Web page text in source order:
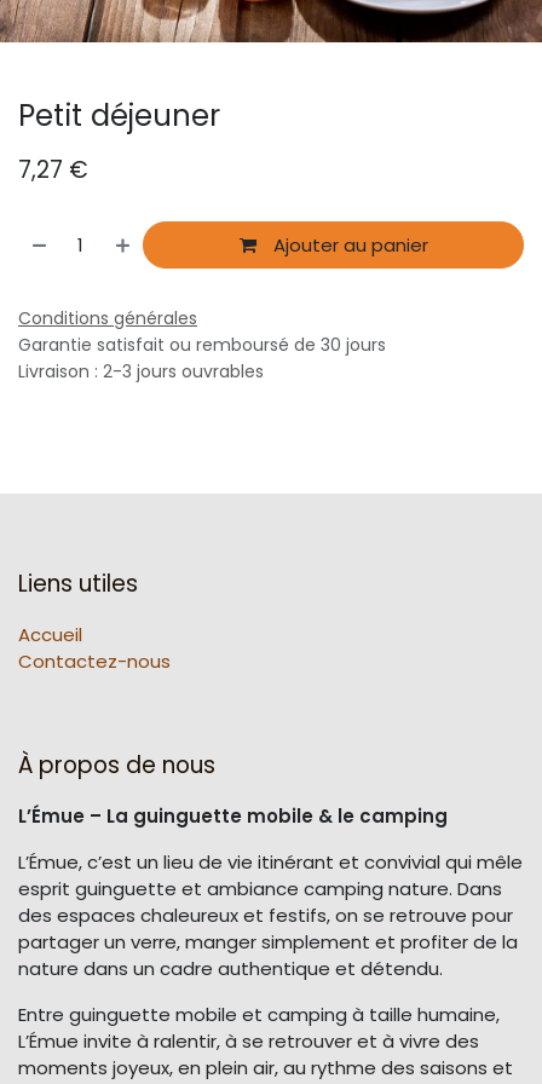
Petit déjeuner
7,27 €
Ajouter au panier
Conditions générales
Garantie satisfait ou remboursé de 30 jours
Livraison : 2-3 jours ouvrables
Liens utiles
Accueil
Contactez-nous
À propos de nous
L’Émue – La guinguette mobile & le camping
L’Émue, c’est un lieu de vie itinérant et convivial qui mêle
esprit guinguette et ambiance camping nature. Dans
des espaces chaleureux et festifs, on se retrouve pour
partager un verre, manger simplement et profiter de la
nature dans un cadre authentique et détendu.
Entre guinguette mobile et camping à taille humaine,
L’Émue invite à ralentir, à se retrouver et à vivre des
moments joyeux, en plein air, au rythme des saisons et